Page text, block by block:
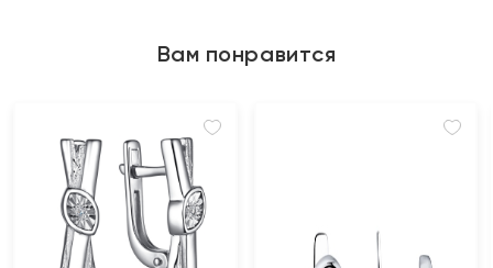
Вам понравится